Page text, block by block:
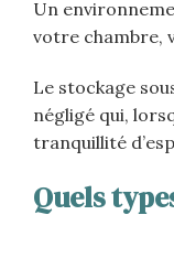
Un
votre chambre,
Le stockage
négligé qui,
tranquillité
Quels